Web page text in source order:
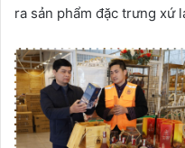
ra sản phẩm đặc trưng xứ